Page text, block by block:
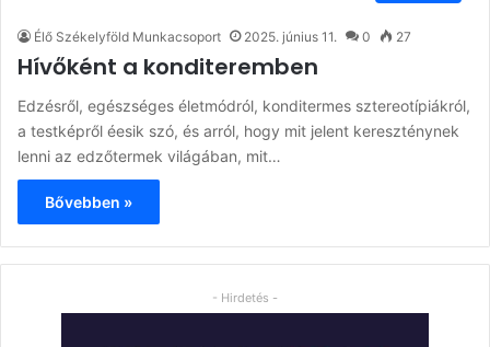
Élő Székelyföld Munkacsoport 2025. június 11. 0 27
Hívőként a konditeremben
Edzésről, egészséges életmódról, konditermes sztereotípiákról,
a testképről éesik szó, és arról, hogy mit jelent kereszténynek
lenni az edzőtermek világában, mit…
Bővebben »
- Hirdetés -